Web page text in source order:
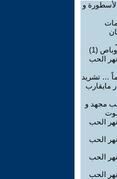
و
(1)
الحب
… تشريد
مايقارب
مجهد و
الحب
الحب
الحب
الحب